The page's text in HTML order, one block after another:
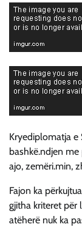
Kryediplomatja e
bashkë.ndjen
ajo, zemëri.min,
Fajon ka
gjitha kriteret për
atëherë nuk ka